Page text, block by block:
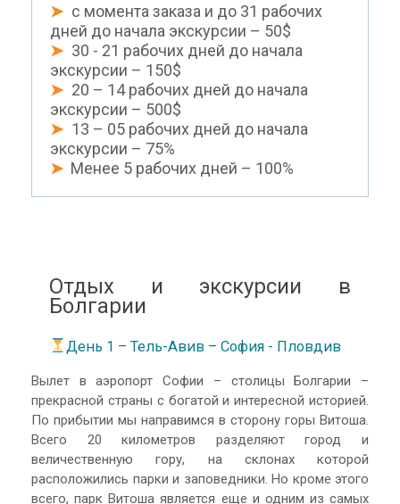
➤ с момента заказа и до 31 рабочих
дней до начала экскурсии – 50$
➤ 30 - 21 рабочих дней до начала
экскурсии – 150$
➤ 20 – 14 рабочих дней до начала
экскурсии – 500$
➤ 13 – 05 рабочих дней до начала
экскурсии – 75%
➤ Менее 5 рабочих дней – 100%
Отдых и экскурсии в
Болгарии
День 1 – Тель-Авив – София - Пловдив
Вылет в аэропорт Cофии – столицы Болгарии –
прекрасной страны с богатой и интересной историей.
По прибытии мы направимся в сторону горы Витоша.
Всего 20 километров разделяют город и
величественную гору, на склонах которой
расположились парки и заповедники. Но кроме этого
всего, парк Витоша является еще и одним из самых